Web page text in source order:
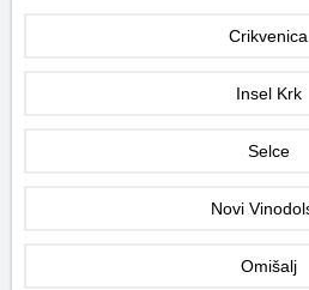
Crikvenica
Insel Krk
Selce
Novi
Omišalj